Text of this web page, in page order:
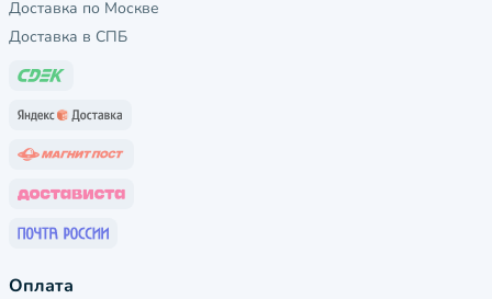
Доставка по Москве
Доставка в СПБ
Оплата